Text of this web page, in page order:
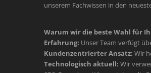
unserem Fachwissen in den
Warum wir die beste Wahl für
Erfahrung: Unser Team verfügt
Kundenzentrierter Ansatz: Wir
Technologisch aktuell: Wir